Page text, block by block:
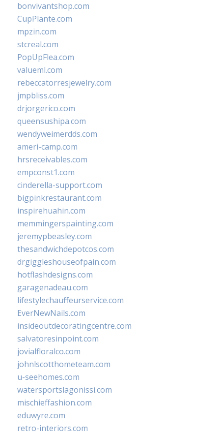
bonvivantshop.com
CupPlante.com
mpzin.com
stcreal.com
PopUpFlea.com
valueml.com
rebeccatorresjewelry.com
jmpbliss.com
drjorgerico.com
queensushipa.com
wendyweimerdds.com
ameri-camp.com
hrsreceivables.com
empconst1.com
cinderella-support.com
bigpinkrestaurant.com
inspirehuahin.com
memmingerspainting.com
jeremypbeasley.com
thesandwichdepotcos.com
drgiggleshouseofpain.com
hotflashdesigns.com
garagenadeau.com
lifestylechauffeurservice.com
EverNewNails.com
insideoutdecoratingcentre.com
salvatoresinpoint.com
jovialfloralco.com
johnlscotthometeam.com
u-seehomes.com
watersportslagonissi.com
mischieffashion.com
eduwyre.com
retro-interiors.com